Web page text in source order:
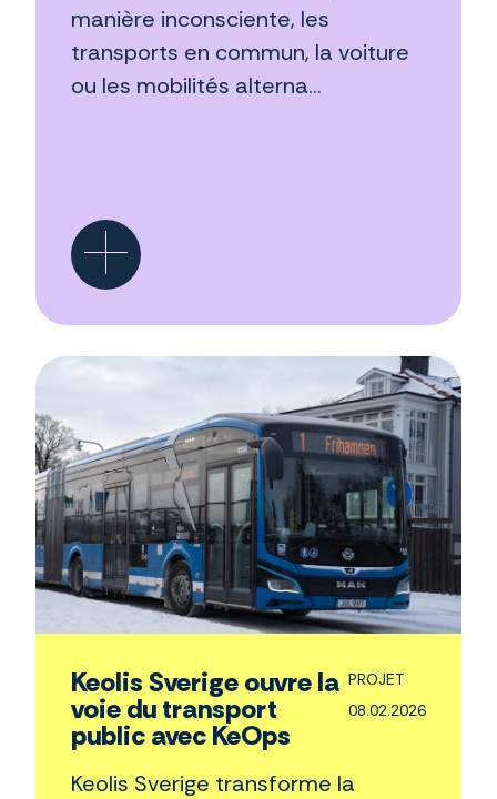
manière inconsciente, les
transports en commun, la voiture
ou les mobilités alterna...
Keolis Sverige ouvre la
voie du transport
public avec KeOps
PROJET
08.02.2026
Keolis Sverige transforme la